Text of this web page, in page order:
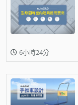
6小時24分